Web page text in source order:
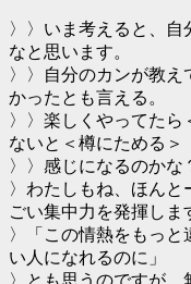
〉〉いま考えると、
なと思います。
〉〉自分のカンが教
かったとも言える。
〉〉楽しくやってたら
ないと＜樽にためる＞
〉〉感じになるのかな
〉わたしもね、ほん
ごい集中力を発揮しま
〉「この情熱をもっと
い人になれるのに」